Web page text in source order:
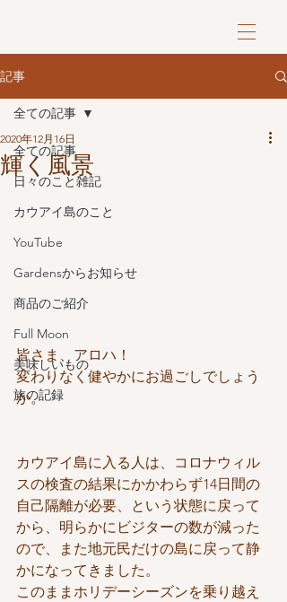
記事
全ての記事
日々のこと雑記
カウアイ島のこと
YouTube
Gardensからお知らせ
商品のご紹介
Full Moon
美味しいもの
旅の記録
全ての記事
輝く風景
2020年12月16日
皆さま、アロハ！
変わりなく健やかにお過ごしでしょう
か。
カウアイ島に入る人は、コロナウィル
スの検査の結果にかかわらず14日間の
自己隔離が必要、という状態に戻って
から、明らかにビジターの数が減った
ので、また地元民だけの島に戻って静
かになってきました。
このままホリデーシーズンを乗り越え